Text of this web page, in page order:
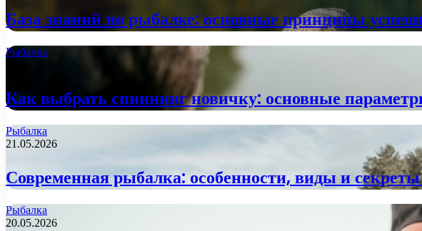
База знаний по рыбалке: основные принципы
Рыбалка
Как выбрать спиннинг новичку: основные
Рыбалка
21.05.2026
Современная рыбалка: особенности, виды и
Рыбалка
20.05.2026